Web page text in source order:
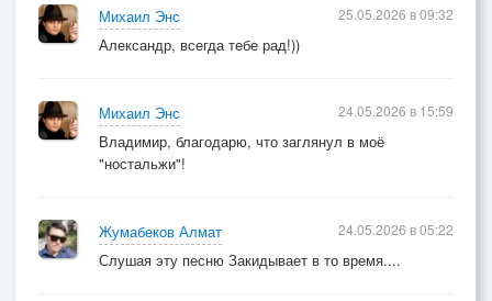
Михаил Энс
Александр, всегда тебе рад!))
25.05.2026 в 09:32
Михаил Энс
Владимир, благодарю, что заглянул в моё
"ностальжи"!
24.05.2026 в 15:59
Жумабеков Алмат
Слушая эту песню Закидывает в то время....
24.05.2026 в 05:22